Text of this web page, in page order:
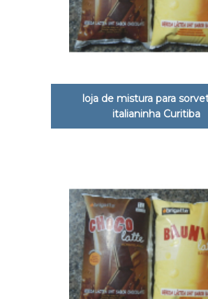
loja de mistura para
italianinha Curitiba